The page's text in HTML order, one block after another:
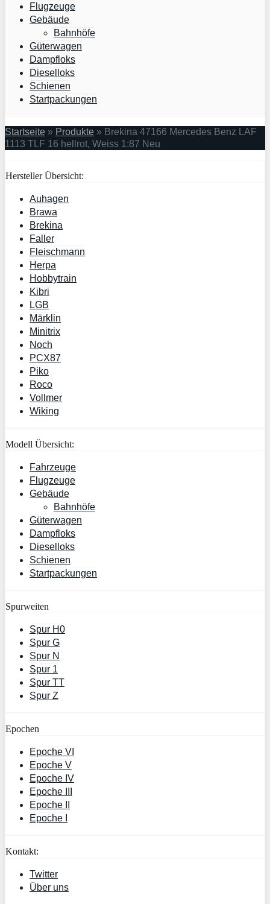
Flugzeuge
Gebäude
Bahnhöfe
Güterwagen
Dampfloks
Dieselloks
Schienen
Startpackungen
Startseite » Produkte » Brekina 47166 Mercedes Benz LAF
1113 TLF 16 hellrot, Weiss 1:87 Neu
Hersteller Übersicht:
Auhagen
Brawa
Brekina
Faller
Fleischmann
Herpa
Hobbytrain
Kibri
LGB
Märklin
Minitrix
Noch
PCX87
Piko
Roco
Vollmer
Wiking
Modell Übersicht:
Fahrzeuge
Flugzeuge
Gebäude
Bahnhöfe
Güterwagen
Dampfloks
Dieselloks
Schienen
Startpackungen
Spurweiten
Spur H0
Spur G
Spur N
Spur 1
Spur TT
Spur Z
Epochen
Epoche VI
Epoche V
Epoche IV
Epoche III
Epoche II
Epoche I
Kontakt:
Twitter
Über uns